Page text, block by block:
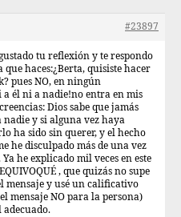
#23897
tu reflexión y te respondo
que haces:¿Berta, quisiste hacer
pues NO, en ningún
él ni a nadie!no entra en mis
Dios sabe que jamás
y si alguna vez haya
ha sido sin querer, y el hecho
he disculpado más de una vez
Ya he explicado mil veces en este
, que quizás no supe
mensaje y usé un calificativo
mensaje NO para la persona)
adecuado.